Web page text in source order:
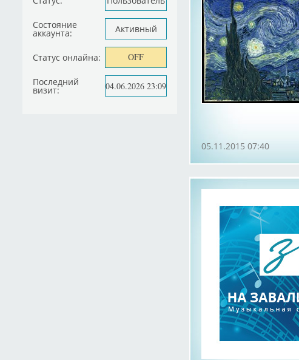
Состояние
аккаунта: Активный
Статус онлайна: OFF
Последний
визит: 04.06.2026 23:09
05.11.2015 07:40